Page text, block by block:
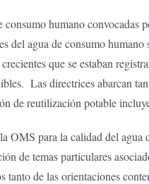
consumo humano
del agua de consumo
que se estaban
Las directrices abarcan
de reutilización potable
OMS para la calidad del
de temas particulares
tanto de las orientaciones